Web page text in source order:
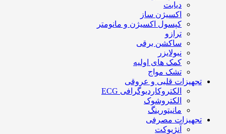
دیابت
اکسیژن ساز
کپسول اکسیژن و مانومتر
ترازو
ساکشن برقی
نبولایزر
کمک های اولیه
تشک مواج
تجهیزات قلبی و عروقی
الکتروکاردیوگرافی ECG
الکتروشوک
مانیتورینگ
تجهیزات مصرفی
آنژیوکت